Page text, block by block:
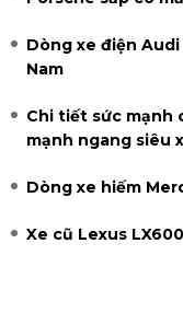
Dòng xe điện
Nam
Chi tiết sức mạnh
mạnh ngang siêu
Dòng xe hiếm
Xe cũ Lexus